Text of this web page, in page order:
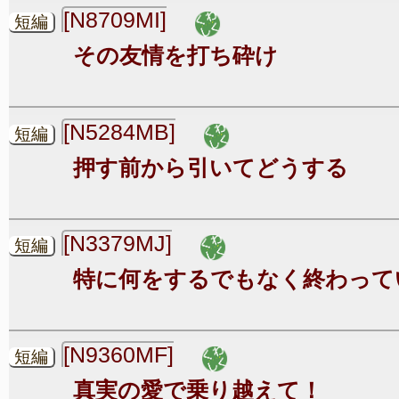
短編
[N8709MI]
その友情を打ち砕け
短編
[N5284MB]
押す前から引いてどうする
短編
[N3379MJ]
特に何をするでもなく終わっ
短編
[N9360MF]
真実の愛で乗り越えて！